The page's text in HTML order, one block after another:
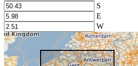
S
E
W